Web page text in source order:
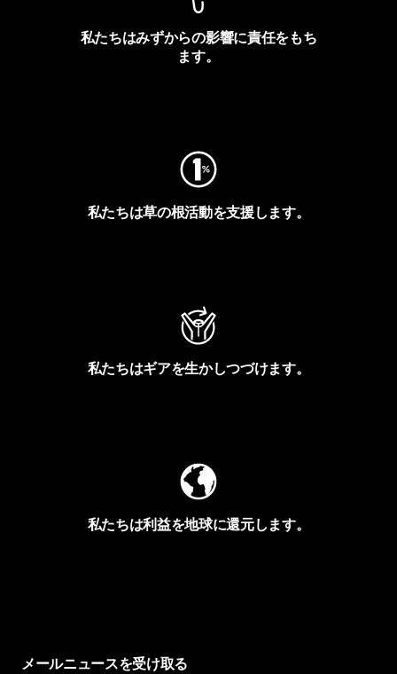
私たちはみずからの影響に責任をもち
ます。
私たちは草の根活動を支援します。
私たちはギアを生かしつづけます。
私たちは利益を地球に還元します。
メールニュースを受け取る